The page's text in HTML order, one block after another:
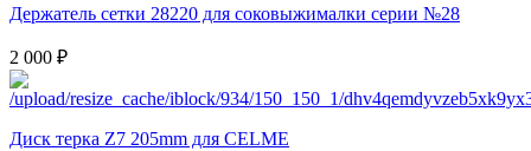
Держатель сетки 28220 для соковыжималки серии №28
2 000 ₽
Диск терка Z7 205mm для CELME